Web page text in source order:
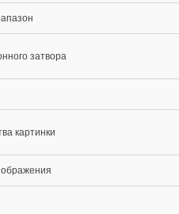
затвора
картинки